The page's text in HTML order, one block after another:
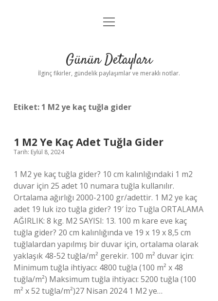
Gizlilik Politikası
Yasal Uyarı
menüyü
Günün Detayları
İlginç fikirler, gündelik paylaşımlar ve meraklı notlar.
Etiket: 1 M2 ye kaç tuğla gider
1 M2 Ye Kaç Adet Tuğla Gider
Tarih: Eylül 8, 2024
1 M2 ye kaç tuğla gider? 10 cm kalınlığındaki 1 m2
duvar için 25 adet 10 numara tuğla kullanılır.
Ortalama ağırlığı 2000-2100 gr/adettir. 1 M2 ye kaç
adet 19 luk izo tuğla gider? 19′ İzo Tuğla ORTALAMA
AĞIRLIK: 8 kg. M2 SAYISI: 13. 100 m kare eve kaç
tuğla gider? 20 cm kalınlığında ve 19 x 19 x 8,5 cm
tuğlalardan yapılmış bir duvar için, ortalama olarak
yaklaşık 48-52 tuğla/m² gerekir. 100 m² duvar için:
Minimum tuğla ihtiyacı: 4800 tuğla (100 m² x 48
tuğla/m²) Maksimum tuğla ihtiyacı: 5200 tuğla (100
m² x 52 tuğla/m²)27 Nisan 2024 1 M2 ye…